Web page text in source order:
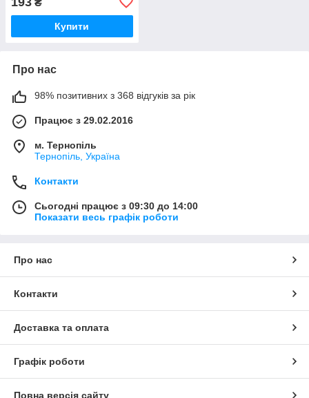
Купити
Про нас
98% позитивних з 368 відгуків за рік
Працює з 29.02.2016
м. Тернопіль
Тернопіль, Україна
Контакти
Сьогодні працює з 09:30 до 14:00
Показати весь графік роботи
Про нас
Контакти
Доставка та оплата
Графік роботи
Повна версія сайту